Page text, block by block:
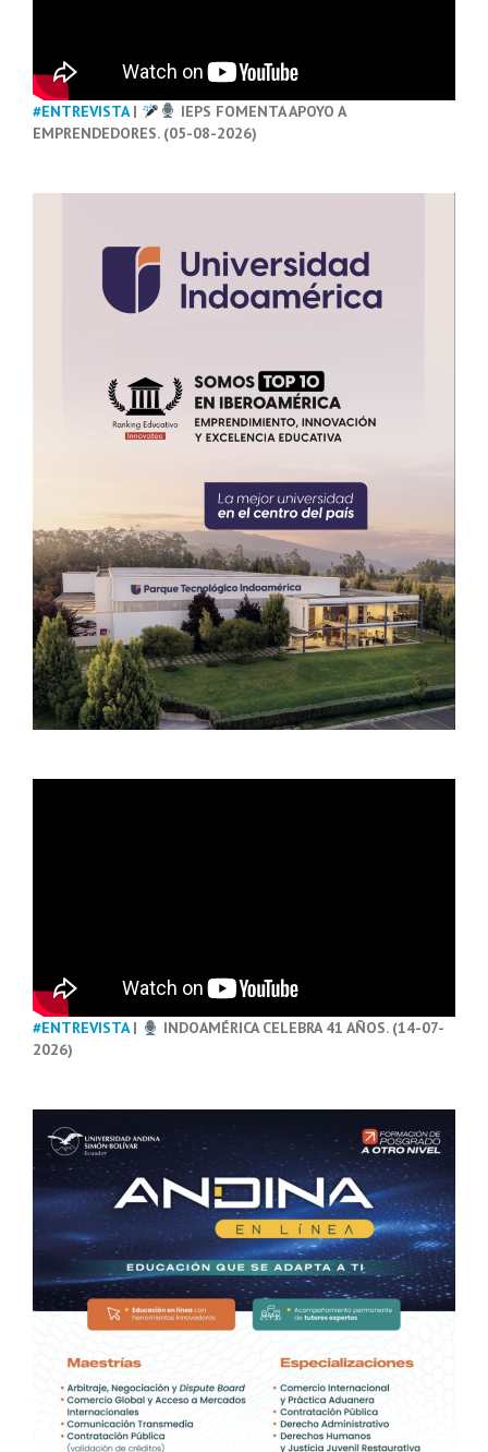
#ENTREVISTA|
IEPS FOMENTA APOYO A
EMPRENDEDORES. (05-08-2026)
#ENTREVISTA|
INDOAMÉRICA CELEBRA 41 AÑOS. (14-07-
2026)